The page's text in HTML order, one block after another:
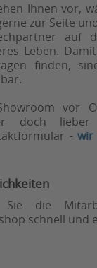
Ihnen vor,
zur Seite
auf
Leben.
finden,
vor
doch
-wir
die
schnell und